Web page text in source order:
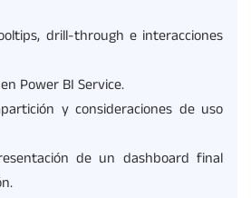
drill-through e interacciones
Power BI Service.
y consideraciones de uso
de un dashboard final